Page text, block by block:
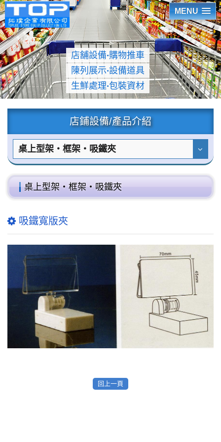
MENU
店舖設備‧購物推車
陳列展示‧設備道具
生鮮處理‧包裝資材
店鋪設備/產品介紹
桌上型架‧框架‧吸鐵夾
桌上型架‧框架‧吸鐵夾
吸鐵寬版夾
回上一頁